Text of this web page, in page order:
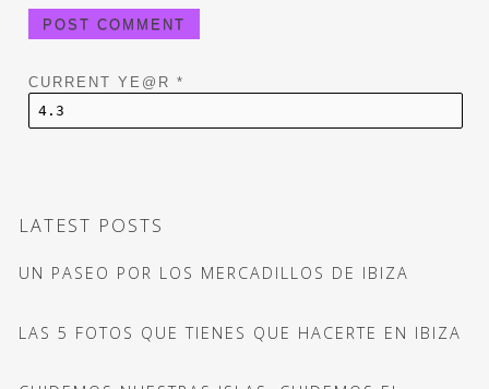
CURRENT YE@R *
LATEST POSTS
UN PASEO POR LOS MERCADILLOS DE IBIZA
LAS 5 FOTOS QUE TIENES QUE HACERTE EN IBIZA